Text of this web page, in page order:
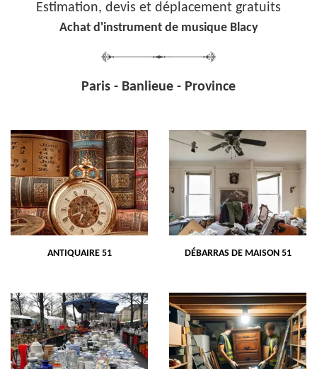
Estimation, devis et déplacement gratuits
Achat d'instrument de musique Blacy
Paris - Banlieue - Province
ANTIQUAIRE 51 DÉBARRAS DE MAISON 51